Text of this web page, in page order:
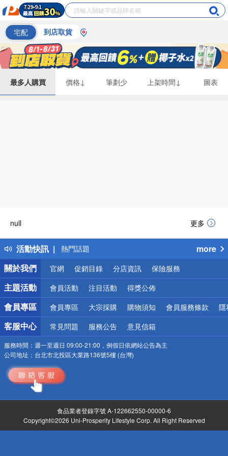
宅配 到店取貨
最多人購買 價格↓ 筆劃少 上架時間↓ 圖表
null 更多
活動快訊
得獎公告
熱門話題
銀行優惠
偏遠地區配送
詐騙網頁！請小心！
more
關於我們
官網 促銷目錄 分店資訊 保險服務
主題活動 會員活動 注目活動 得獎公佈
會員專區 會員專區 大宗採購 購物須知 會員服務條款 隱
客服中心 常見問題 服務公告 意見信箱
服務時間： 週一至週日 09:00-21:00，例假日依網站公告為主
公司地址： 台北市北投區大業路136號5樓 (台灣)
食品業者登錄字號 A-122662550-00000-6
Copyright©2026 Uni-Prosperity Lifestyle Corp. All Right Reserved